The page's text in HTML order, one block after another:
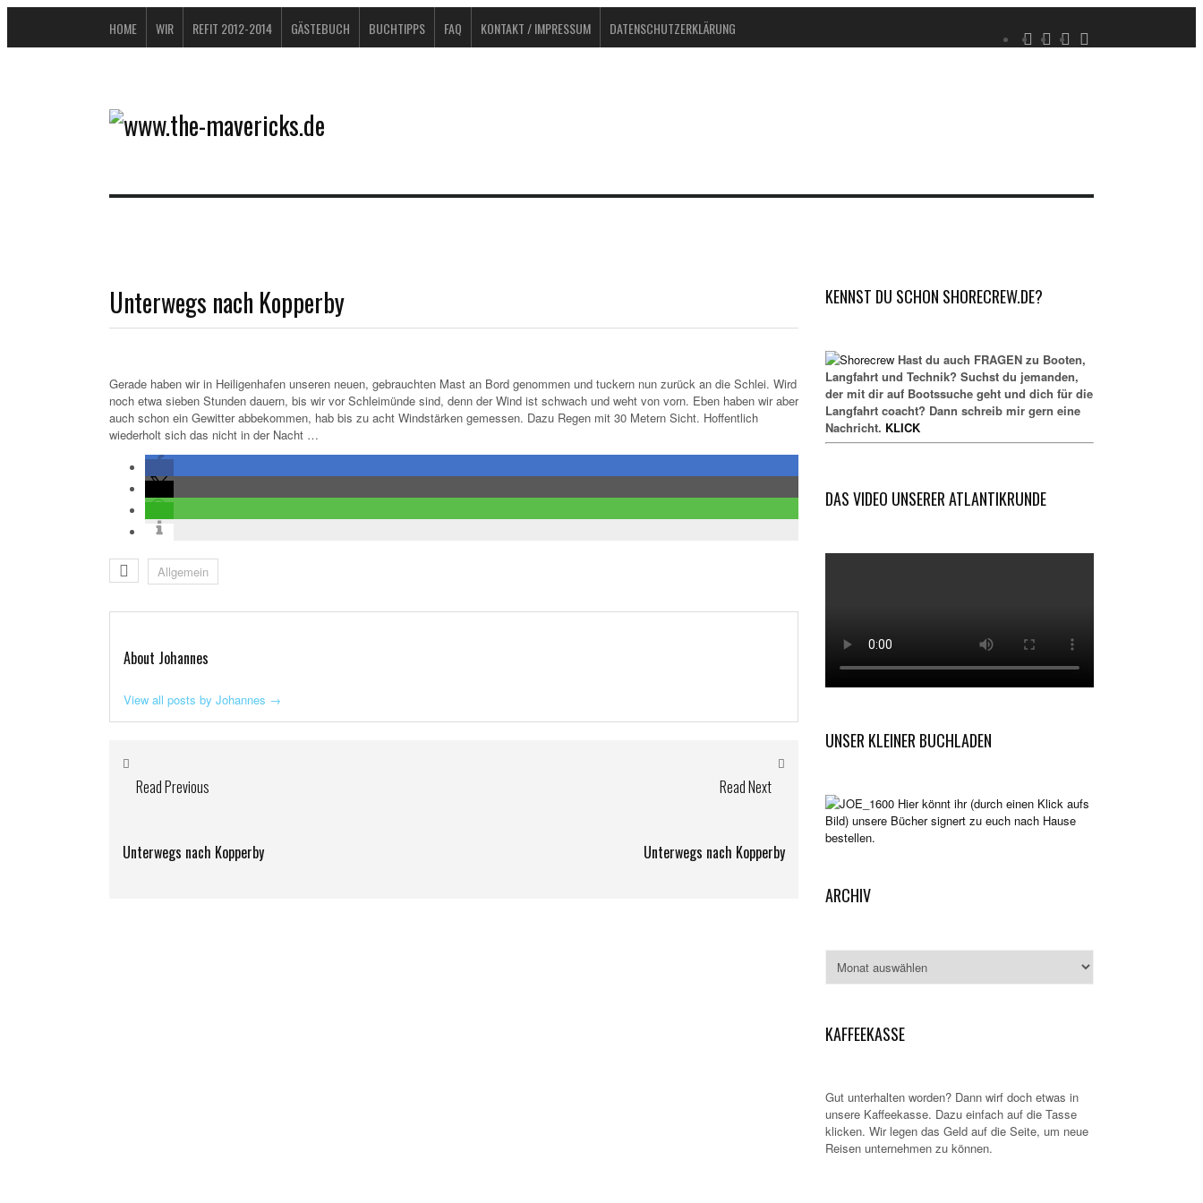
HOME WIR REFIT 2012-2014 GÄSTEBUCH BUCHTIPPS FAQ KONTAKT / IMPRESSUM DATENSCHUTZERKLÄRUNG
Unterwegs nach Kopperby
Gerade haben wir in Heiligenhafen unseren neuen, gebrauchten Mast an Bord genommen und tuckern nun zurück an die Schlei. Wird
noch etwa sieben Stunden dauern, bis wir vor Schleimünde sind, denn der Wind ist schwach und weht von vorn. Eben haben wir aber
auch schon ein Gewitter abbekommen, hab bis zu acht Windstärken gemessen. Dazu Regen mit 30 Metern Sicht. Hoffentlich
wiederholt sich das nicht in der Nacht …
Allgemein
About Johannes
View all posts by Johannes →
Read Previous
Unterwegs nach Kopperby
Read Next
Unterwegs nach Kopperby
KENNST DU SCHON SHORECREW.DE?
Hast du auch FRAGEN zu Booten,
Langfahrt und Technik? Suchst du jemanden,
der mit dir auf Bootssuche geht und dich für die
Langfahrt coacht? Dann schreib mir gern eine
Nachricht. KLICK
DAS VIDEO UNSERER ATLANTIKRUNDE
UNSER KLEINER BUCHLADEN
Hier könnt ihr (durch einen Klick aufs
Bild) unsere Bücher signert zu euch nach Hause
bestellen.
ARCHIV
KAFFEEKASSE
Gut unterhalten worden? Dann wirf doch etwas in
unsere Kaffeekasse. Dazu einfach auf die Tasse
klicken. Wir legen das Geld auf die Seite, um neue
Reisen unternehmen zu können.